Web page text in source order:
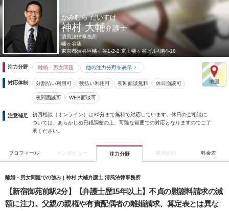
かみむら だいすけ
神村 大輔弁護士
清風法律事務所
幡ヶ谷駅
東京都渋谷区幡ヶ谷1-2-2 京王幡ヶ谷ビル4階4-18
注力分野 離婚・男女問題 他の注力分野を表示
対応体制 分割払い利用可 後払い利用可 初回面談無料 休日面談可
夜間面談可 WEB面談可
注意補足
初回相談（オンライン）は30分まで無料で対応しています。休日のご相談に
ついては、あらかじめ日程調整の上、可能な範囲での対応となりますのでご了
承ください。
プロフィール インタビュー 注力分野 事例紹介 料金表
離婚・男女問題での強み | 神村 大輔弁護士 清風法律事務所
【新宿御苑前駅2分】【弁護士歴15年以上】不貞の慰謝料請求の減
額に注力。父親の親権や有責配偶者の離婚請求、算定表とは異な